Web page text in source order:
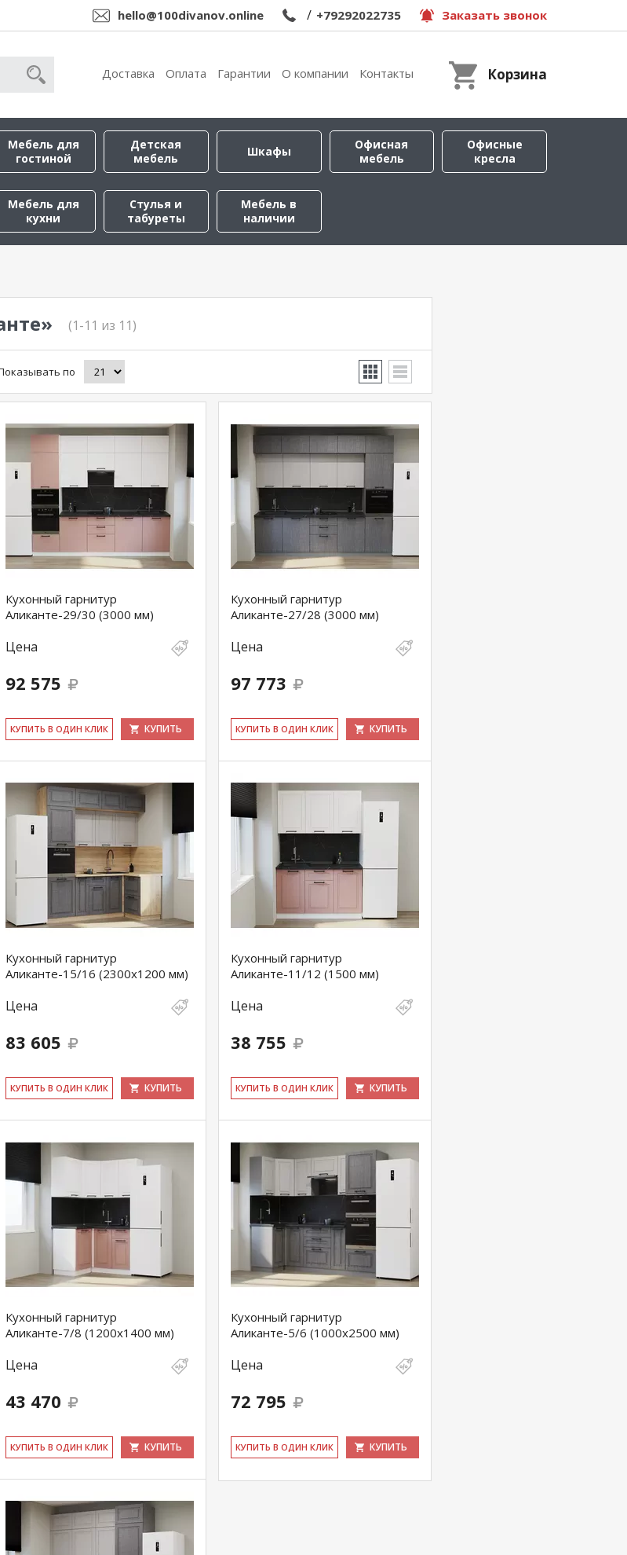
hello@100divanov.online / +79292022735 Заказать звонок
Доставка Оплата Гарантии О компании Контакты Корзина
Мебель для
гостиной
Детская
мебель
Шкафы
Офисная
мебель
Офисные
кресла
Мебель для
кухни
Стулья и
табуреты
Мебель в
наличии
(1-11 из 11)
по
Кухонный гарнитур
Аликанте-29/30 (3000 мм)
Цена
92 575
КУ­ПИТЬ В ОДИН КЛИК КУПИТЬ
Кухонный гарнитур
Аликанте-27/28 (3000 мм)
Цена
97 773
КУ­ПИТЬ В ОДИН КЛИК КУПИТЬ
Кухонный гарнитур
Аликанте-15/16 (2300х1200 мм)
Цена
83 605
КУ­ПИТЬ В ОДИН КЛИК КУПИТЬ
Кухонный гарнитур
Аликанте-11/12 (1500 мм)
Цена
38 755
КУ­ПИТЬ В ОДИН КЛИК КУПИТЬ
Кухонный гарнитур
Аликанте-7/8 (1200х1400 мм)
Цена
43 470
КУ­ПИТЬ В ОДИН КЛИК КУПИТЬ
Кухонный гарнитур
Аликанте-5/6 (1000х2500 мм)
Цена
72 795
КУ­ПИТЬ В ОДИН КЛИК КУПИТЬ